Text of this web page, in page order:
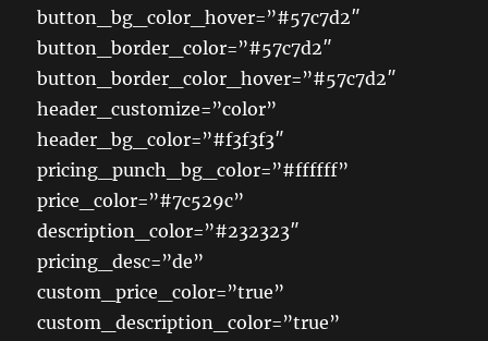
button_bg_color_hover=”#57c7d2″
button_border_color=”#57c7d2″
button_border_color_hover=”#57c7d2″
header_customize=”color”
header_bg_color=”#f3f3f3″
pricing_punch_bg_color=”#ffffff”
price_color=”#7c529c”
description_color=”#232323″
pricing_desc=”de”
custom_price_color=”true”
custom_description_color=”true”